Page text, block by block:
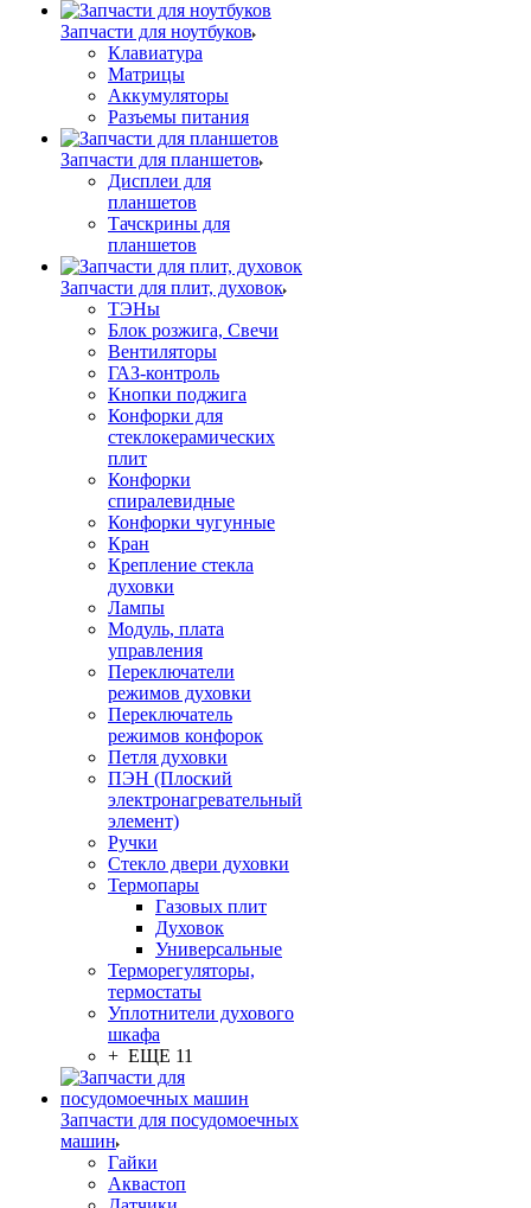
Запчасти для ноутбуков
Клавиатура
Матрицы
Аккумуляторы
Разъемы питания
Запчасти для планшетов
Дисплеи для
планшетов
Тачскрины для
планшетов
Запчасти для плит, духовок
ТЭНы
Блок розжига, Свечи
Вентиляторы
ГАЗ-контроль
Кнопки поджига
Конфорки для
стеклокерамических
плит
Конфорки
спиралевидные
Конфорки чугунные
Кран
Крепление стекла
духовки
Лампы
Модуль, плата
управления
Переключатели
режимов духовки
Переключатель
режимов конфорок
Петля духовки
ПЭН (Плоский
электронагревательный
элемент)
Ручки
Стекло двери духовки
Термопары
Газовых плит
Духовок
Универсальные
Терморегуляторы,
термостаты
Уплотнители духового
шкафа
+ ЕЩЕ 11
Запчасти для посудомоечных
машин
Гайки
Аквастоп